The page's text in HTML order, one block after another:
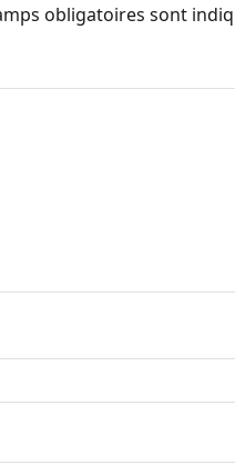
obligatoires sont